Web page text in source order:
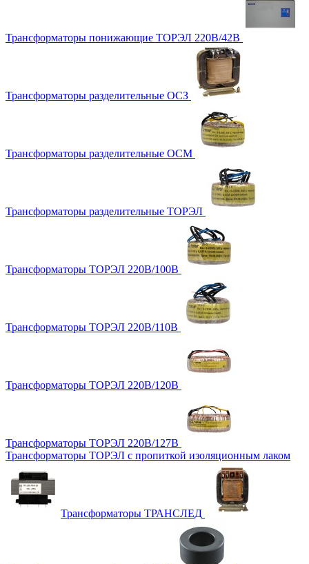
Трансформаторы понижающие ТОРЭЛ 220В/42В
Трансформаторы разделительные ОСЗ
Трансформаторы разделительные ОСМ
Трансформаторы разделительные ТОРЭЛ
Трансформаторы ТОРЭЛ 220В/100В
Трансформаторы ТОРЭЛ 220В/110В
Трансформаторы ТОРЭЛ 220В/120В
Трансформаторы ТОРЭЛ 220В/127В
Трансформаторы ТОРЭЛ с пропиткой изоляционным лаком
Трансформаторы ТРАНСЛЕД